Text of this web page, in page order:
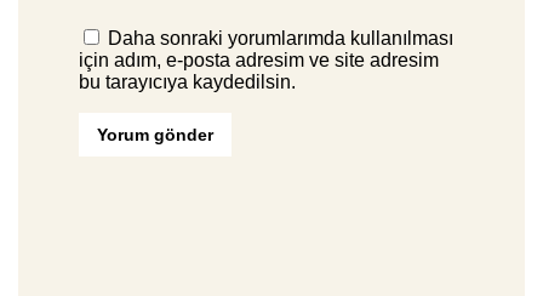
Daha sonraki yorumlarımda kullanılması
için adım, e-posta adresim ve site adresim
bu tarayıcıya kaydedilsin.